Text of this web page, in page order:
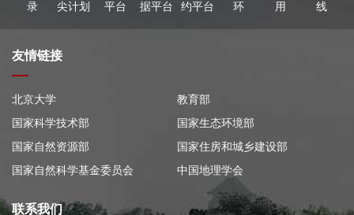
录
尖计划
平台
据平台
约平台
环
用
线
友情链接
北京大学
教育部
国家科学技术部
国家生态环境部
国家自然资源部
国家住房和城乡建设部
国家自然科学基金委员会
中国地理学会
联系我们